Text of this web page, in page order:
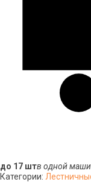
до 17 штв одной
Категории: